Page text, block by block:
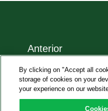
Anterior
By clicking on "Accept all
storage of cookies on your
your experience on our